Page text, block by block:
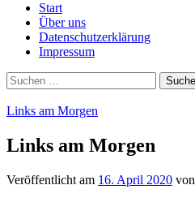
Start
Über uns
Datenschutzerklärung
Impressum
Suchen
nach:
Links am Morgen
Links am Morgen
Veröffentlicht am 16. April 2020 von